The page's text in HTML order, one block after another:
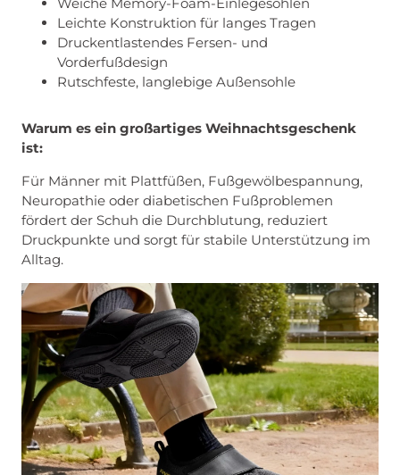
Leichte Konstruktion für langes Tragen
Druckentlastendes Fersen- und
Vorderfußdesign
Rutschfeste, langlebige Außensohle
Warum es ein großartiges Weihnachtsgeschenk
ist:
Für Männer mit Plattfüßen, Fußgewölbespannung,
Neuropathie oder diabetischen Fußproblemen
fördert der Schuh die Durchblutung, reduziert
Druckpunkte und sorgt für stabile Unterstützung im
Alltag.